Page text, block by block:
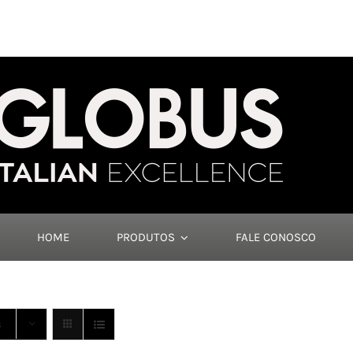
HOME PRODUTOS FALE CONOSCO